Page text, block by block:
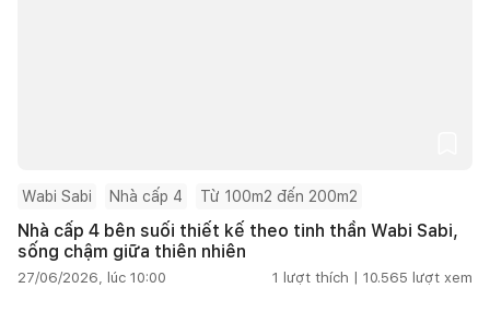
Wabi Sabi Nhà cấp 4 Từ 100m2 đến 200m2
Nhà cấp 4 bên suối thiết kế theo tinh thần Wabi Sabi,
sống chậm giữa thiên nhiên
27/06/2026, lúc 10:00 1 lượt thích | 10.565 lượt xem